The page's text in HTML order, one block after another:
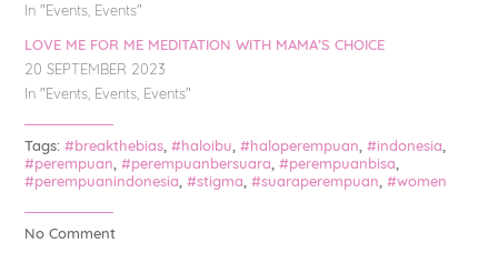
In "Events Events"
LOVE ME FOR ME MEDITATION WITH MAMA’S CHOICE
20 SEPTEMBER 2023
In "Events Events Events"
Tags:#breakthebias ,#haloibu ,#haloperempuan ,#indonesia
#perempuan ,#perempuanbersuara ,#perempuanbisa
#perempuanindonesia ,#stigma ,#suaraperempuan ,#women
No Comment